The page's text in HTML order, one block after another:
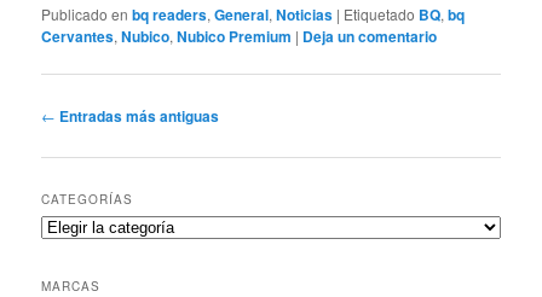
Publicado en bq readers,General,Noticias | Etiquetado BQ,bq
Cervantes,Nubico,Nubico Premium | Deja un comentario
Navegación
entradas
← Entradas más antiguas
CATEGORÍAS
Categorías
MARCAS